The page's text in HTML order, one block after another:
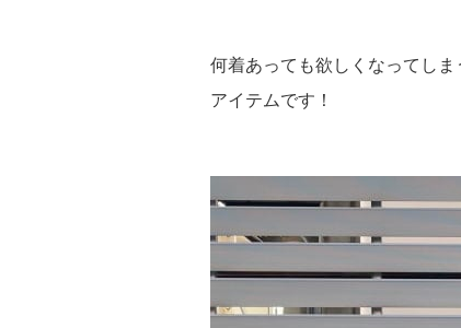
何着あっても欲しくなってし
アイテムです！